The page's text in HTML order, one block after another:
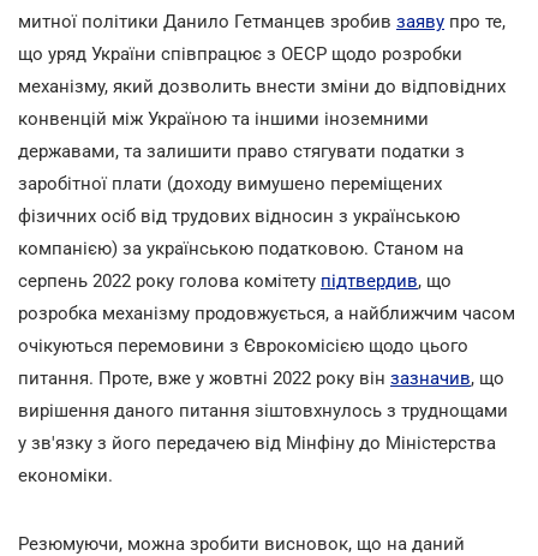
митної політики Данило Гетманцев зробив заяву про те,
що уряд України співпрацює з ОЕСР щодо розробки
механізму, який дозволить внести зміни до відповідних
конвенцій між Україною та іншими іноземними
державами, та залишити право стягувати податки з
заробітної плати (доходу вимушено переміщених
фізичних осіб від трудових відносин з українською
компанією) за українською податковою. Станом на
серпень 2022 року голова комітету підтвердив, що
розробка механізму продовжується, а найближчим часом
очікуються перемовини з Єврокомісією щодо цього
питання. Проте, вже у жовтні 2022 року він зазначив, що
вирішення даного питання зіштовхнулось з труднощами
у зв'язку з його передачею від Мінфіну до Міністерства
економіки.
Резюмуючи, можна зробити висновок, що на даний